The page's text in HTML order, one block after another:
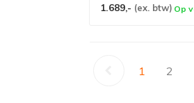
1.689,- (ex. btw) Op
1 2